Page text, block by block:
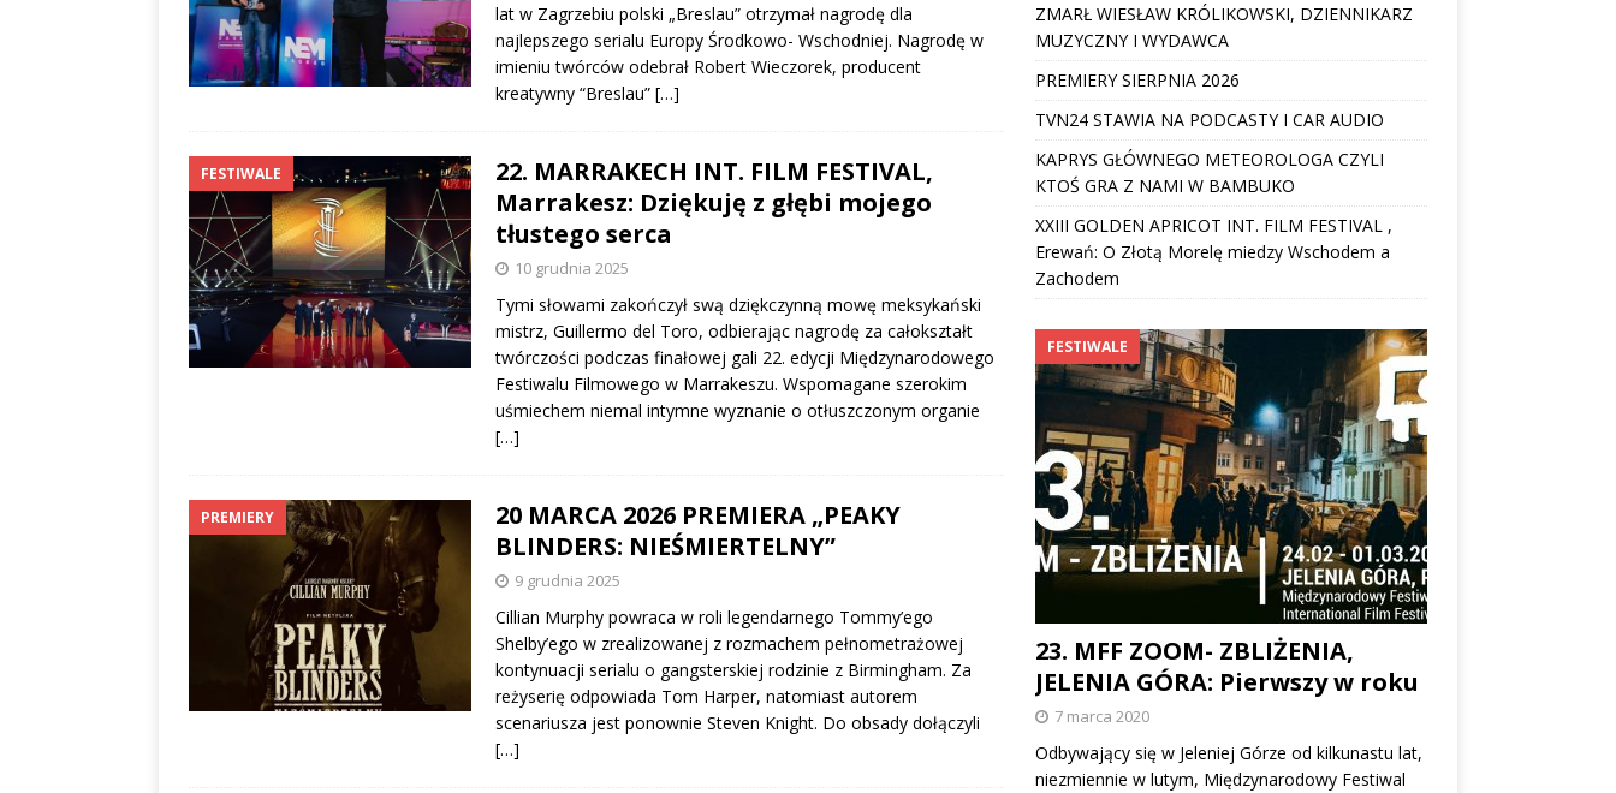
lat w Zagrzebiu polski „Breslau” otrzymał nagrodę dla
najlepszego serialu Europy Środkowo- Wschodniej. Nagrodę w
imieniu twórców odebrał Robert Wieczorek, producent
kreatywny “Breslau” […]
FESTIWALE
22. MARRAKECH INT. FILM FESTIVAL,
Marrakesz: Dziękuję z głębi mojego
tłustego serca
10 grudnia 2025
Tymi słowami zakończył swą dziękczynną mowę meksykański
mistrz, Guillermo del Toro, odbierając nagrodę za całokształt
twórczości podczas finałowej gali 22. edycji Międzynarodowego
Festiwalu Filmowego w Marrakeszu. Wspomagane szerokim
uśmiechem niemal intymne wyznanie o otłuszczonym organie
[…]
PREMIERY
20 MARCA 2026 PREMIERA „PEAKY
BLINDERS: NIEŚMIERTELNY”
9 grudnia 2025
Cillian Murphy powraca w roli legendarnego Tommy’ego
Shelby’ego w zrealizowanej z rozmachem pełnometrażowej
kontynuacji serialu o gangsterskiej rodzinie z Birmingham. Za
reżyserię odpowiada Tom Harper, natomiast autorem
scenariusza jest ponownie Steven Knight. Do obsady dołączyli
[…]
ZMARŁ WIESŁAW KRÓLIKOWSKI, DZIENNIKARZ
MUZYCZNY I WYDAWCA
PREMIERY SIERPNIA 2026
TVN24 STAWIA NA PODCASTY I CAR AUDIO
KAPRYS GŁÓWNEGO METEOROLOGA CZYLI
KTOŚ GRA Z NAMI W BAMBUKO
XXIII GOLDEN APRICOT INT. FILM FESTIVAL ,
Erewań: O Złotą Morelę miedzy Wschodem a
Zachodem
FESTIWALE
23. MFF ZOOM- ZBLIŻENIA,
JELENIA GÓRA: Pierwszy w roku
7 marca 2020
Odbywający się w Jeleniej Górze od kilkunastu lat,
niezmiennie w lutym, Międzynarodowy Festiwal